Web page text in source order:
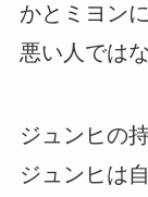
かとミヨンに
悪い人では
ジュンヒの
ジュンヒは